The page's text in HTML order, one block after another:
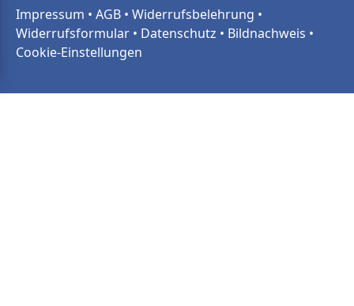
Impressum • AGB • Widerrufsbelehrung •
Widerrufsformular • Datenschutz • Bildnachweis •
Cookie-Einstellungen